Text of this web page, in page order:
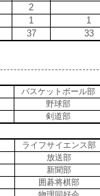
2
1
1
37 33
バスケットボール部
野球部
剣道部
ライフサイエンス部
放送部
新聞部
囲碁将棋部